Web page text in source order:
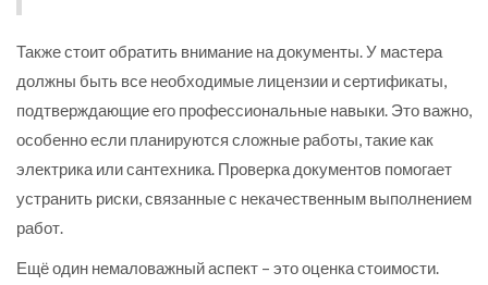
Также стоит обратить внимание на документы. У мастера
должны быть все необходимые лицензии и сертификаты,
подтверждающие его профессиональные навыки. Это важно,
особенно если планируются сложные работы, такие как
электрика или сантехника. Проверка документов помогает
устранить риски, связанные с некачественным выполнением
работ.
Ещё один немаловажный аспект – это оценка стоимости.